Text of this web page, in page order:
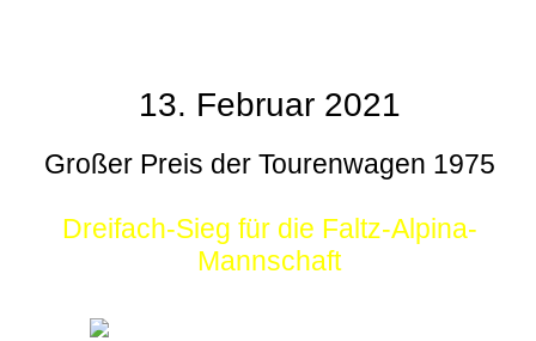
13. Februar 2021
Großer Preis der Tourenwagen 1975
Dreifach-Sieg für die Faltz-Alpina-
Mannschaft